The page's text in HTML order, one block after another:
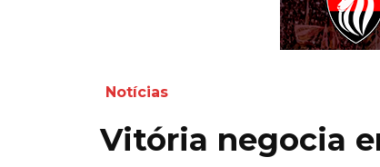
Notícias
Vitória negocia